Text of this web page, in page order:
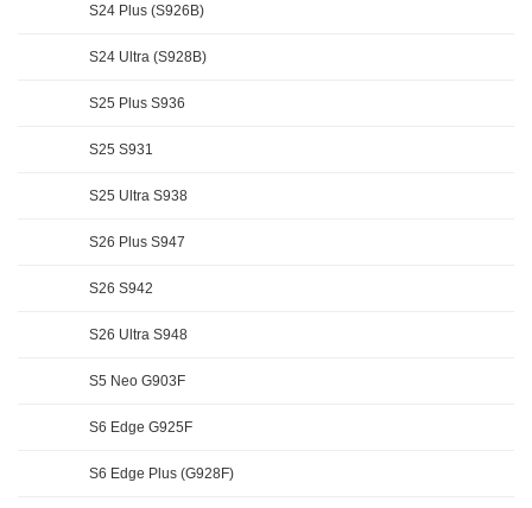
S24 Plus (S926B)
S24 Ultra (S928B)
S25 Plus S936
S25 S931
S25 Ultra S938
S26 Plus S947
S26 S942
S26 Ultra S948
S5 Neo G903F
S6 Edge G925F
S6 Edge Plus (G928F)